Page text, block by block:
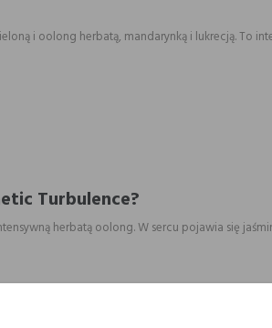
i oolong herbatą, mandarynką i lukrecją. To
Turbulence?
herbatą oolong. W sercu pojawia się